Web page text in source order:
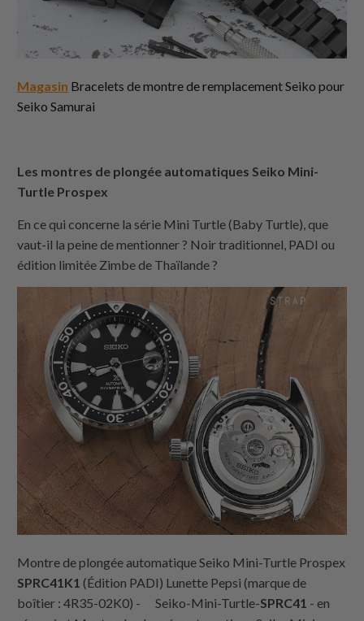
Magasin Bracelets de montre de remplacement Seiko pour
Seiko Samurai
Les montres de plongée automatiques Seiko Mini-
Turtle Prospex
En ce qui concerne la série Mini Turtle (Baby Turtle), que
vaut-il la peine de mentionner ? Noir traditionnel, PADI ou
édition limitée Zimbe de Thaïlande ?
Montre de plongée automatique Seiko Mini-Turtle Prospex
SPRC41K1 (Édition PADI) Lunette Pepsi (marque de
boîtier : 4R35-02K0) - Seiko-Mini-Turtle-SPRC41 - en